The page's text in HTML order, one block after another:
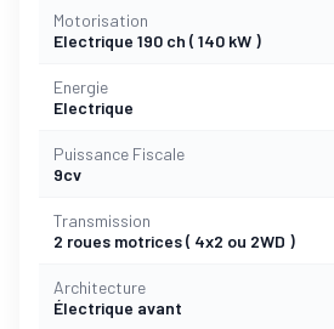
Motorisation
Electrique 190 ch ( 140 kW )
Energie
Electrique
Puissance Fiscale
9cv
Transmission
2 roues motrices ( 4x2 ou 2WD )
Architecture
Électrique avant